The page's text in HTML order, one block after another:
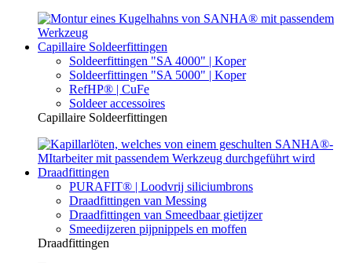
Capillaire Soldeerfittingen
Soldeerfittingen "SA 4000" | Koper
Soldeerfittingen "SA 5000" | Koper
RefHP® | CuFe
Soldeer accessoires
Capillaire Soldeerfittingen
Draadfittingen
PURAFIT® | Loodvrij siliciumbrons
Draadfittingen van Messing
Draadfittingen van Smeedbaar gietijzer
Smeedijzeren pijpnippels en moffen
Draadfittingen